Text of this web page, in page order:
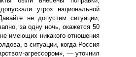
угроз национальной
не допустим ситуации,
за одну ночь, окажется 50
имеющих никакого отношения
в ситуации, когда Россия
агрессором», — уточнил